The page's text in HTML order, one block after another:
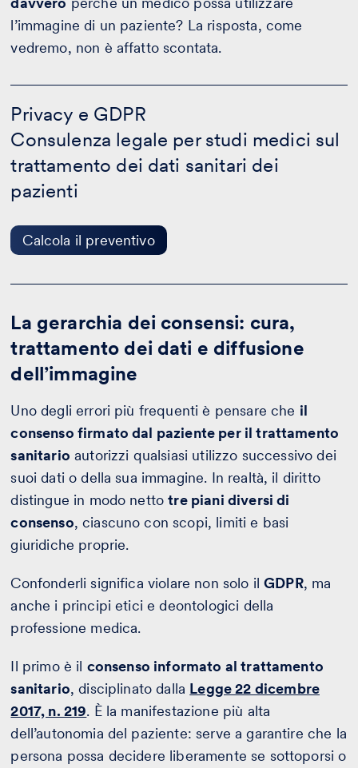
l’immagine di un paziente? La risposta, come
vedremo, non è affatto scontata.
Privacy e GDPR
Consulenza legale per studi medici sul
trattamento dei dati sanitari dei
pazienti
Calcola il preventivo
e
GDPR
-
il
preventivo
La gerarchia dei consensi: cura,
trattamento dei dati e diffusione
dell’immagine
Uno degli errori più frequenti è pensare che il
consenso firmato dal paziente per il trattamento
sanitario autorizzi qualsiasi utilizzo successivo dei
suoi dati o della sua immagine. In realtà, il diritto
distingue in modo nettotre piani diversi di
consenso, ciascuno con scopi, limiti e basi
giuridiche proprie.
Confonderli significa violare non solo ilGDPR, ma
anche i principi etici e deontologici della
professione medica.
Il primo è il consenso informato al trattamento
sanitario, disciplinato dalla Legge 22 dicembre
2017, n. 219. È la manifestazione più alta
dell’autonomia del paziente: serve a garantire che la
persona possa decidere liberamente se sottoporsi o